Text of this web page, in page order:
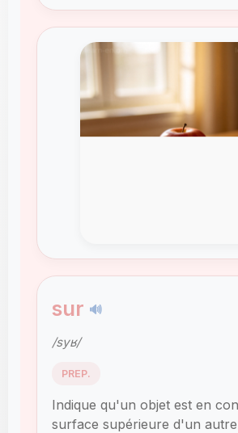
sur 🔊
/syʁ/
PREP.
Indique qu'un objet est en
surface supérieure d'un